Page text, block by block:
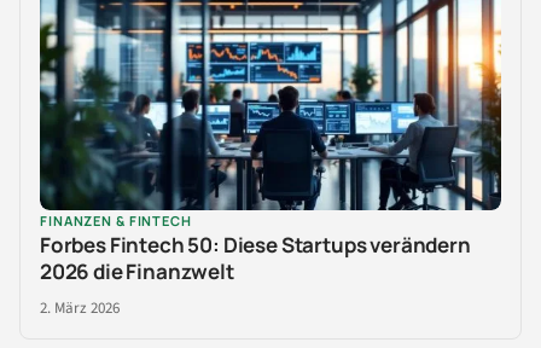
FINANZEN & FINTECH
Forbes Fintech 50: Diese Startups verändern
2026 die Finanzwelt
2. März 2026